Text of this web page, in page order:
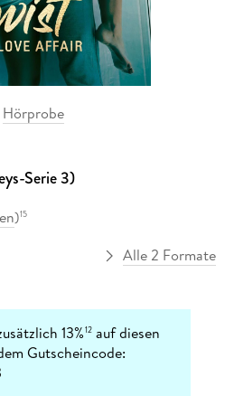
Hörprobe
Serie 3)
)15
Alle 2 Formate
13%12 auf diesen
Gutscheincode: